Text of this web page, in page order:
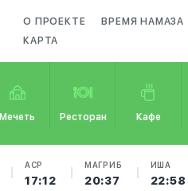
О ПРОЕКТЕ ВРЕМЯ НАМАЗА
КАРТА
Мечеть Ресторан Кафе
АСР
17:12
МАГРИБ
20:37
ИША
22:58